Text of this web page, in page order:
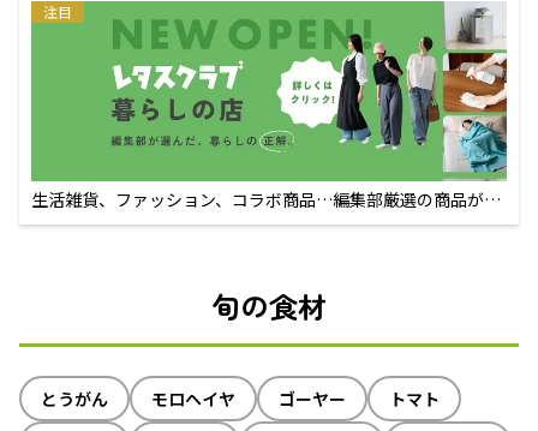
注目
生活雑貨、ファッション、コラボ商品…編集部厳選の商品が買
えるECサイト
旬の食材
とうがん モロヘイヤ ゴーヤー
トマト